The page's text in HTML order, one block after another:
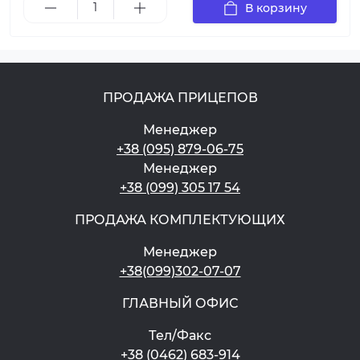
В корзину
ПРОДАЖА ПРИЦЕПОВ
Менеджер
+38 (095) 879-06-75
Менеджер
+38 (099) 305 17 54
ПРОДАЖА КОМПЛЕКТУЮЩИХ
Менеджер
+38(099)302-07-07
ГЛАВНЫЙ ОФИС
Тел/Факс
+38 (0462) 683-914